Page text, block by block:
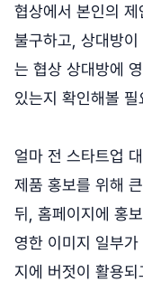
협상에서 본인의
불구하고, 상대방
는 협상 상대방에
있는지 확인해볼
얼마 전 스타트업
제품 홍보를 위해
뒤, 홈페이지에 홍
영한 이미지 일부
지에 버젓이 활용